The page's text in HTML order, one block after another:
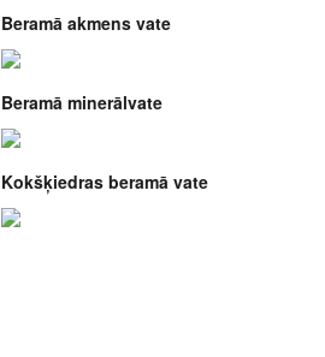
Beramā akmens vate
Beramā minerālvate
Kokšķiedras beramā vate